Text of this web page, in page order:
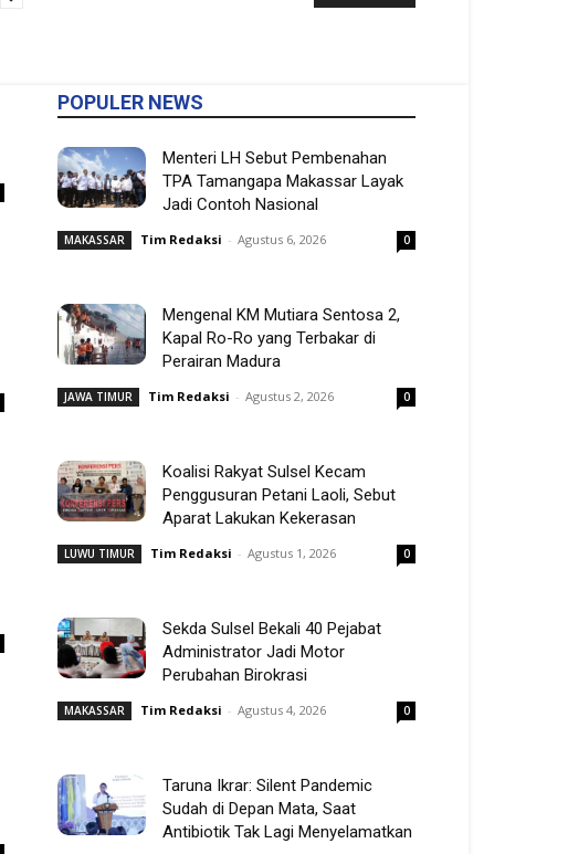
POPULER NEWS
Menteri LH Sebut Pembenahan
TPA Tamangapa Makassar Layak
Jadi Contoh Nasional
MAKASSAR Tim Redaksi - Agustus 6, 2026 0
Mengenal KM Mutiara Sentosa 2,
Kapal Ro-Ro yang Terbakar di
Perairan Madura
JAWA TIMUR Tim Redaksi - Agustus 2, 2026 0
Koalisi Rakyat Sulsel Kecam
Penggusuran Petani Laoli, Sebut
Aparat Lakukan Kekerasan
LUWU TIMUR Tim Redaksi - Agustus 1, 2026 0
Sekda Sulsel Bekali 40 Pejabat
Administrator Jadi Motor
Perubahan Birokrasi
MAKASSAR Tim Redaksi - Agustus 4, 2026 0
Taruna Ikrar: Silent Pandemic
Sudah di Depan Mata, Saat
Antibiotik Tak Lagi Menyelamatkan